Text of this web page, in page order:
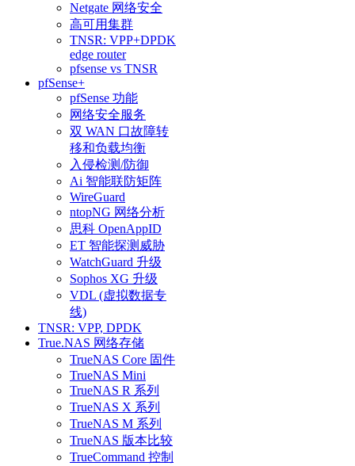
Netgate 网络安全
高可用集群
TNSR: VPP+DPDK
edge router
pfsense vs TNSR
pfSense+
pfSense 功能
网络安全服务
双 WAN 口故障转
移和负载均衡
入侵检测/防御
Ai 智能联防矩阵
WireGuard
ntopNG 网络分析
思科 OpenAppID
ET 智能探测威胁
WatchGuard 升级
Sophos XG 升级
VDL (虚拟数据专
线)
TNSR: VPP, DPDK
True.NAS 网络存储
TrueNAS Core 固件
TrueNAS Mini
TrueNAS R 系列
TrueNAS X 系列
TrueNAS M 系列
TrueNAS 版本比较
TrueCommand 控制